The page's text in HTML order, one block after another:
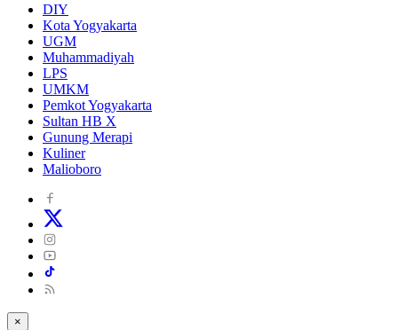
DIY
Kota Yogyakarta
UGM
Muhammadiyah
LPS
UMKM
Pemkot Yogyakarta
Sultan HB X
Gunung Merapi
Kuliner
Malioboro
×